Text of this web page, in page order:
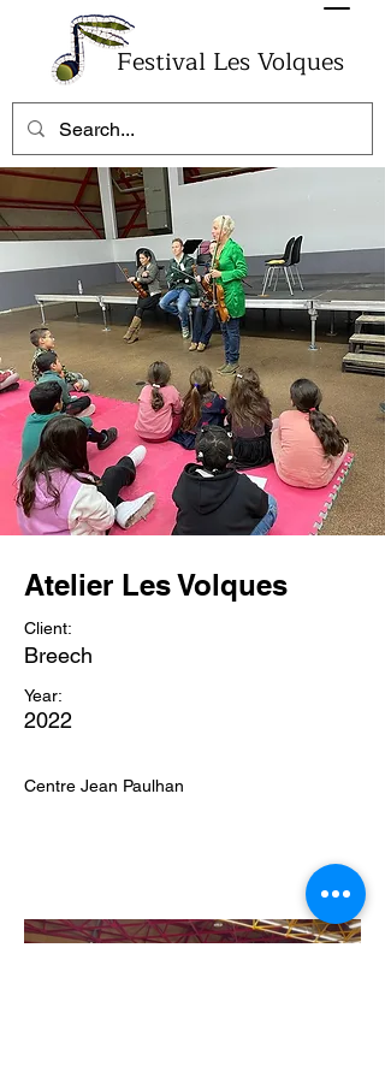
Festival Les Volques
Atelier Les Volques
Client:
Breech
Year:
2022
Centre Jean Paulhan